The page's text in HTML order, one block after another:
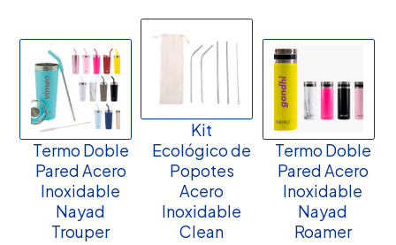
Termo Doble
Pared Acero
Inoxidable
Nayad
Trouper
Kit
Ecológico de
Popotes
Acero
Inoxidable
Clean
Termo Doble
Pared Acero
Inoxidable
Nayad
Roamer